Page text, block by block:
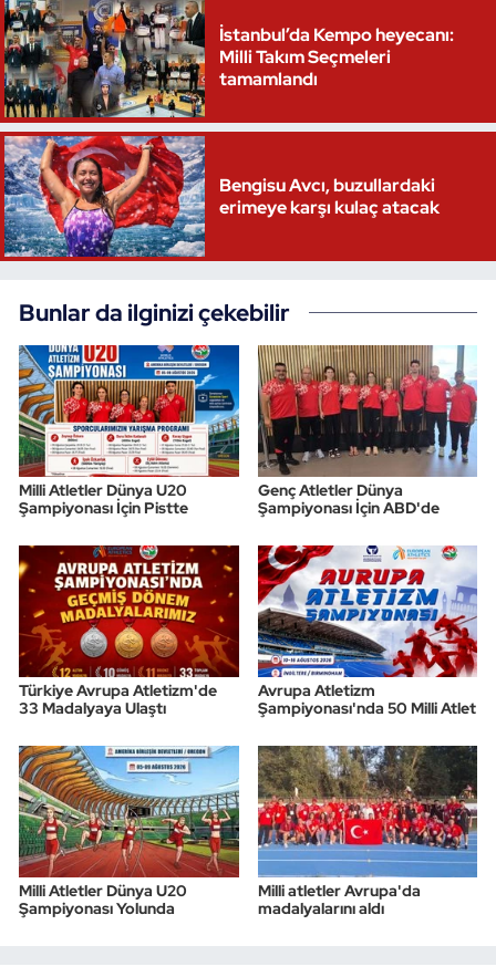
İstanbul’da Kempo heyecanı:
Milli Takım Seçmeleri
tamamlandı
Bengisu Avcı, buzullardaki
erimeye karşı kulaç atacak
Bunlar da ilginizi çekebilir
Milli Atletler Dünya U20
Şampiyonası İçin Pistte
Genç Atletler Dünya
Şampiyonası İçin ABD'de
Türkiye Avrupa Atletizm'de
33 Madalyaya Ulaştı
Avrupa Atletizm
Şampiyonası'nda 50 Milli Atlet
Milli Atletler Dünya U20
Şampiyonası Yolunda
Milli atletler Avrupa'da
madalyalarını aldı
Triatlon
Voleybol
Vücut Geliştirme Fitness
Wushu Kungfu
Yüzme